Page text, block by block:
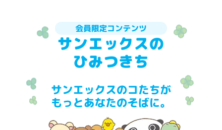
会員限定コンテンツ
サンエックスの
ひみつきち
サンエックスのコたちが
もっとあなたのそばに。